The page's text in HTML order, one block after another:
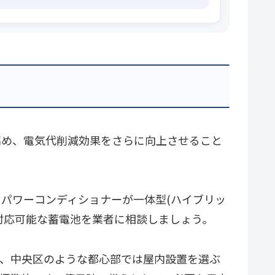
、電気代削減効果をさらに向上させること
ワーコンディショナーが一体型(ハイブリッ
可能な蓄電池を業者に相談しましょう。
中央区のような都心部では屋内設置を選ぶ